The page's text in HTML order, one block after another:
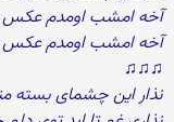
آخه امشب اومدم
آخه امشب اومدم
♫♫♫
نذار این چشمای بسته